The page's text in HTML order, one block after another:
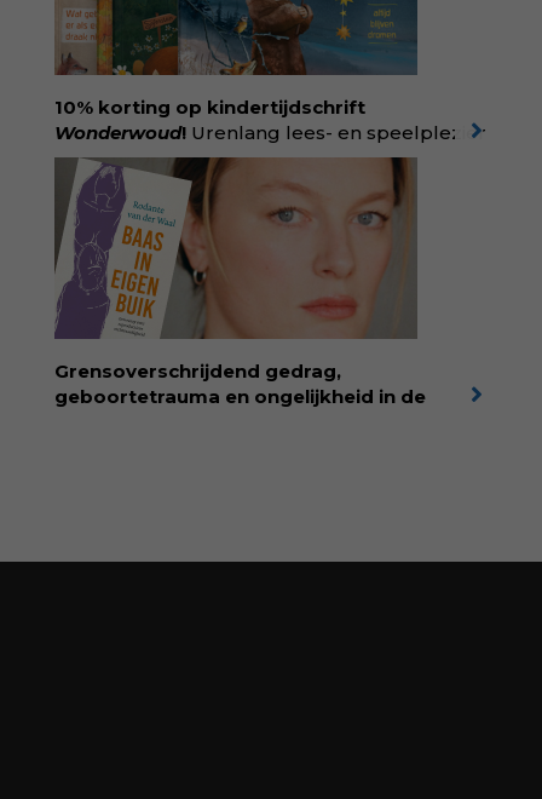
kunnen helpen. Ze schrijft met een
liefdevolle kijk op kinderen en veel begrip
voor ouders. Download het hoofdstuk gratis
via:evabronsveld.plugandpay.nl/r?
id=ZcYxEBJH
10% korting op kindertijdschrift
Wonderwoud! Urenlang lees- en speelplezier
voor dromers, doeners en denkers.
Wonderwoud is het ambachtelijk gemaakte
antwoord op alle snelle gooimaarweg-
boekjes en hapsnap-filmpjes. Het mooiste
kindertijdschrift van Nederland; met liefde en
kunde voor taal, beeld en tekeningen die
spat van elke pagina. Dat vóel je. Dat voelt je
kind. Abonneer via
wonderwoud.nl/abonneren**
korting met code:
KIIND10
Grensoverschrijdend gedrag,
geboortetrauma en ongelijkheid in de